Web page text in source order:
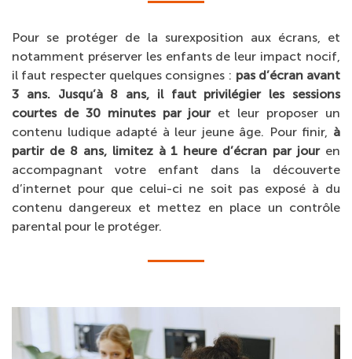
Pour se protéger de la surexposition aux écrans, et
notamment préserver les enfants de leur impact nocif,
il faut respecter quelques consignes : pas d’écran avant
3 ans. Jusqu’à 8 ans, il faut privilégier les sessions
courtes de 30 minutes par jouret leur proposer un
contenu ludique adapté à leur jeune âge. Pour finir, à
partir de 8 ans, limitez à 1 heure d’écran par jouren
accompagnant votre enfant dans la découverte
d’internet pour que celui-ci ne soit pas exposé à du
contenu dangereux et mettez en place un contrôle
parental pour le protéger.